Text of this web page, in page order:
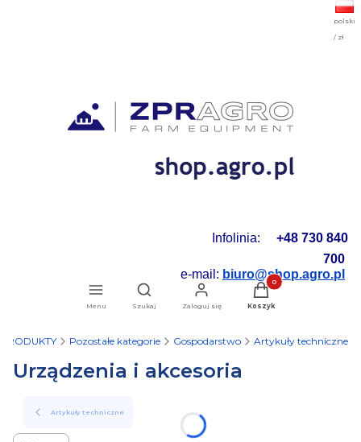
polski
/ zł
Infolinia: +48 730 840
700
e-mail: biuro@shop.agro.pl
Menu
Otwórz wyszukiwarkę
Szukaj Zaloguj się
Produkty w koszyku: 0.
Koszyk
PRODUKTY Pozostałe kategorie Gospodarstwo Artykuły techniczne
Urządzenia i akcesoria
Artykuły techniczne